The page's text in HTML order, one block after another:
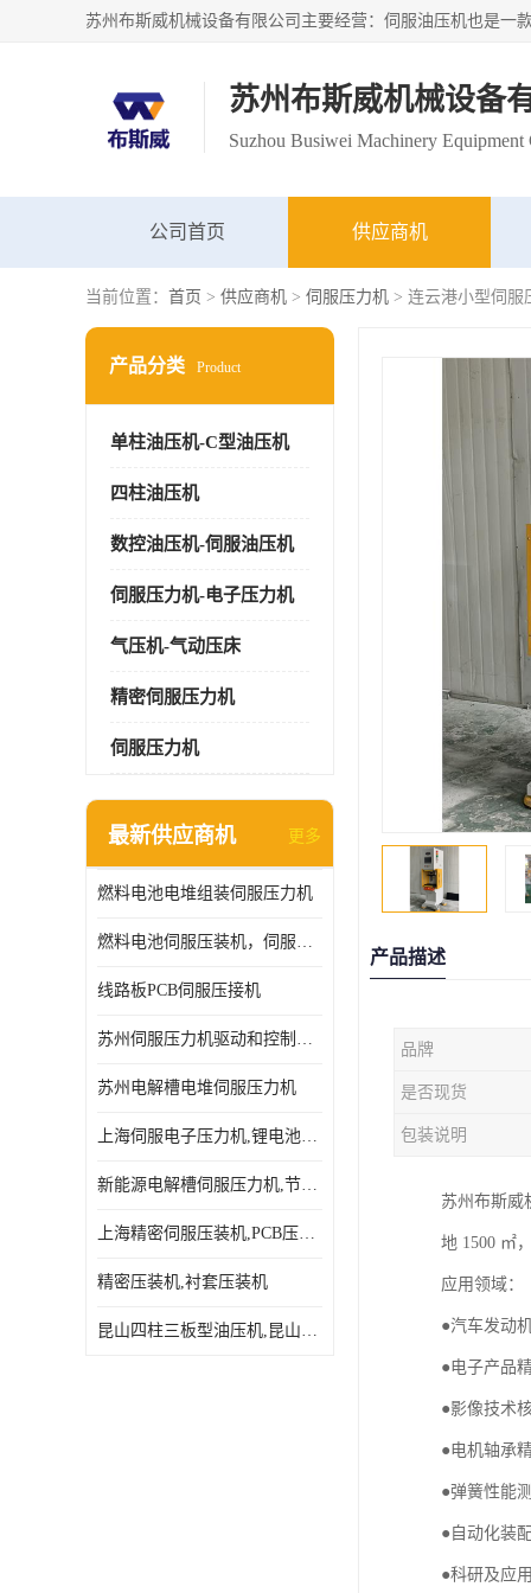
苏州布斯威机械设备
Suzhou Busiwei Machinery Equipment
公司首页 供应商机
当前位置： 首页 > 供应商机 > 伺服压力机 > 连云港小型伺服
产品分类 Product
单柱油压机-C型油压机
四柱油压机
数控油压机-伺服油压机
伺服压力机-电子压力机
气压机-气动压床
精密伺服压力机
伺服压力机
最新供应商机 更多
燃料电池电堆组装伺服压力机
燃料电池伺服压装机，伺服压力机型号齐全
线路板PCB伺服压接机
苏州伺服压力机驱动和控制技术
苏州电解槽电堆伺服压力机
上海伺服电子压力机,锂电池伺服压力机 用途广发操作简单
新能源电解槽伺服压力机,节能效果达80%以上
上海精密伺服压装机,PCB压接机,线路板压接机
精密压装机,衬套压装机
昆山四柱三板型油压机,昆山精密伺服压力机
产品描述
品牌
是否现货
包装说明
苏州布斯威
地 1500 ㎡
应用领域：
●汽车发动
●电子产品
●影像技术
●电机轴承
●弹簧性能
●自动化装
●科研及应用